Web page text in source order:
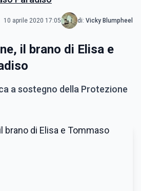
10 aprile 2020 17:05 di: Vicky Blumpheel
il brano di Elisa e
a sostegno della Protezione